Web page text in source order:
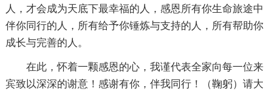
人，才会成为天底下最幸福的人，感恩所有你生命旅途中
伴你同行的人，所有给予你锤炼与支持的人，所有帮助你
成长与完善的人。
在此，怀着一颗感恩的心，我谨代表全家向每一位来
宾致以深深的谢意！感谢有你，伴我同行！（鞠躬）请大